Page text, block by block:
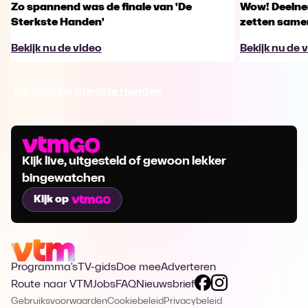
Zo spannend was de finale van 'De
Sterkste Handen'
Bekijk nu de video
Wow!
zetten
Bekijk nu de
Kijk live, uitgesteld of gewoon lekker
bingewatchen
Kijk op
Programma's TV-gidsDoe meeAdverteren
Route naar VTMJobsFAQNieuwsbrief
GebruiksvoorwaardenCookiebeleid Privacybeleid